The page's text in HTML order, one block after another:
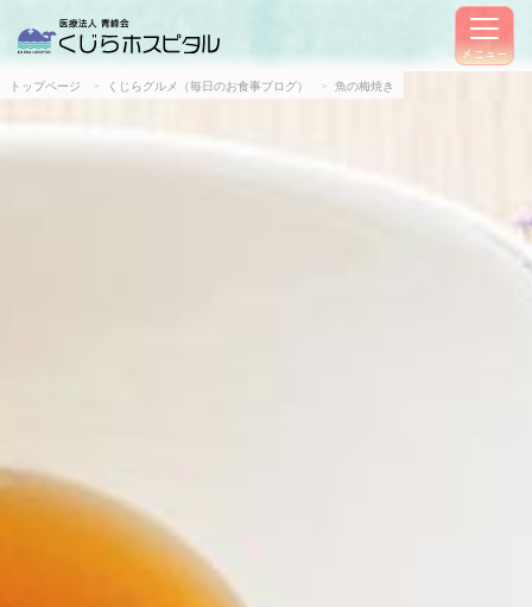
メニュー
トップページ くじらグルメ（毎日のお食事ブログ） 魚の梅焼き